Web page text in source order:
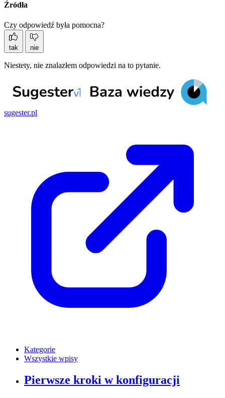
Źródła
Czy odpowiedź była pomocna?
tak nie
Niestety, nie znalazłem odpowiedzi na to pytanie.
sugester.pl
Kategorie
Wszystkie wpisy
Pierwsze kroki w konfiguracji